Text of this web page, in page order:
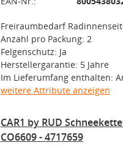
Freiraumbedarf
Anzahl pro Packung: 2
Felgenschutz: Ja
Herstellergarantie: 5 Jahre
Im Lieferumfang enthalten:
weitere Attribute anzeigen
CAR1 by RUD
CO6609 - 4717659